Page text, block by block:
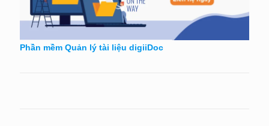
Phần mềm Quản lý tài liệu digiiDoc